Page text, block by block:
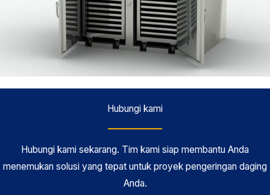
Hubungi kami
Hubungi kami sekarang. Tim kami siap membantu Anda
menemukan solusi yang tepat untuk proyek pengeringan daging
Anda.